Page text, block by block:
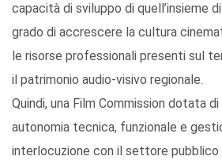
capacità di sviluppo di quell’insieme
grado di accrescere la cultura
le risorse professionali presenti sul
il patrimonio audio-visivo regionale.
Quindi, una Film Commission dotata di
autonomia tecnica, funzionale e
interlocuzione con il settore